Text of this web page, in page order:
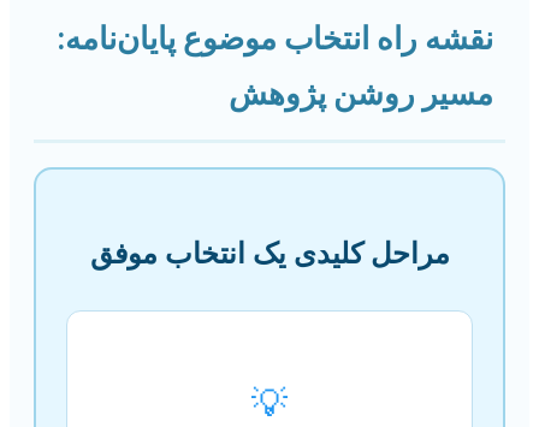
نقشه راه انتخاب موضوع پایان‌نامه:
مسیر روشن پژوهش
مراحل کلیدی یک انتخاب موفق
💡